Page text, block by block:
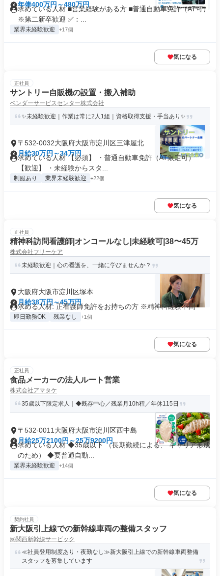
年俸400万円～480万円
求めている人材 ■営業経験がある方 ■普通自動車免許（AT可）
※第二新卒歓迎 ✅：...
業界未経験歓迎 +17個
気になる
正社員
サントリー自販機の設置・搬入補助
ベンダーサービスセンター株式会社
✨未経験歓迎｜作業は常に2人1組｜資格取得支援・手当あり✨
〒532-0032大阪府大阪市淀川区三津屋北
月給30万円～34万円
求めている人材 【必須】 ・普通自動車免許（AT限定可）
【歓迎】 ・未経験からスタ...
制服あり 業界未経験歓迎 +22個
気になる
正社員
精神科訪問看護師|オンコールなし|未経験可|38〜45万
株式会社フリーケア
未経験歓迎｜心の看護を、一緒に学びませんか？
大阪府大阪市淀川区塚本
月給38万円～45万円
求める人材: 正看護師免許をお持ちの方 ※精神科経験不問
即日勤務OK 残業なし +1個
気になる
正社員
食品メーカーの法人ルート営業
株式会社アマタケ
35歳以下限定求人｜◆既存中心／残業月10h程／年休115日
〒532-0011大阪府大阪市淀川区西中島
月給25万2100円～25万9200円
求めている人材 ◆35歳以下 （長期勤続による、 キャリア形成
のため） ◆要普通自動...
業界未経験歓迎 +14個
気になる
契約社員
新大阪引上線での新幹線車両の整備スタッフ
㈱関西新幹線サービック
≪社員登用制度あり・夜勤なし≫新大阪引上線での新幹線車両整備
スタッフを募集しています